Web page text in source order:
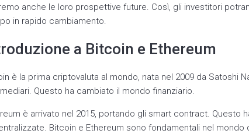
anche le loro prospettive future. Così, gli investitori
in rapido cambiamento.
a Bitcoin e Ethereum
è la prima criptovaluta al mondo, nata nel 2009 da Satoshi
Questo ha cambiato il mondo finanziario.
è arrivato nel 2015, portando gli smart contract. Questo
Bitcoin e Ethereum sono fondamentali nel